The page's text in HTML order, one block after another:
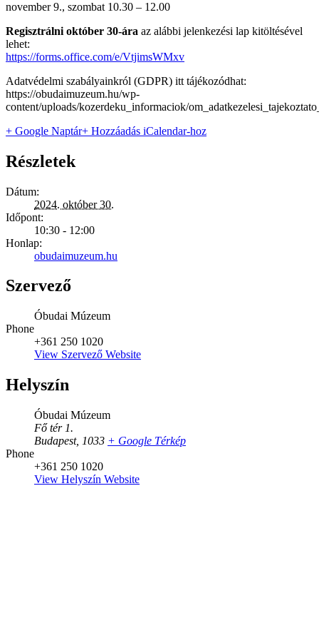
november 9., szombat 10.30 – 12.00
Regisztrálni október 30-ára az alábbi jelenkezési lap kitöltésével
lehet:
https://forms.office.com/e/VtjimsWMxv
Adatvédelmi szabályainkról (GDPR) itt tájékozódhat:
https://obudaimuzeum.hu/wp-
content/uploads/kozerdeku_informaciok/
+ Google Naptár+ Hozzáadás iCalendar-hoz
Részletek
Dátum:
2024. október 30.
Időpont:
10:30 - 12:00
Honlap:
obudaimuzeum.hu
Szervező
Óbudai Múzeum
Phone
+361 250 1020
View Szervező Website
Helyszín
Óbudai Múzeum
Fő tér 1.
Budapest, 1033 + Google Térkép
Phone
+361 250 1020
View Helyszín Website